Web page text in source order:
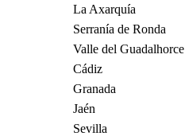
La Axarquía
Serranía de Ronda
Valle del Guadalhorce
Cádiz
Granada
Jaén
Sevilla